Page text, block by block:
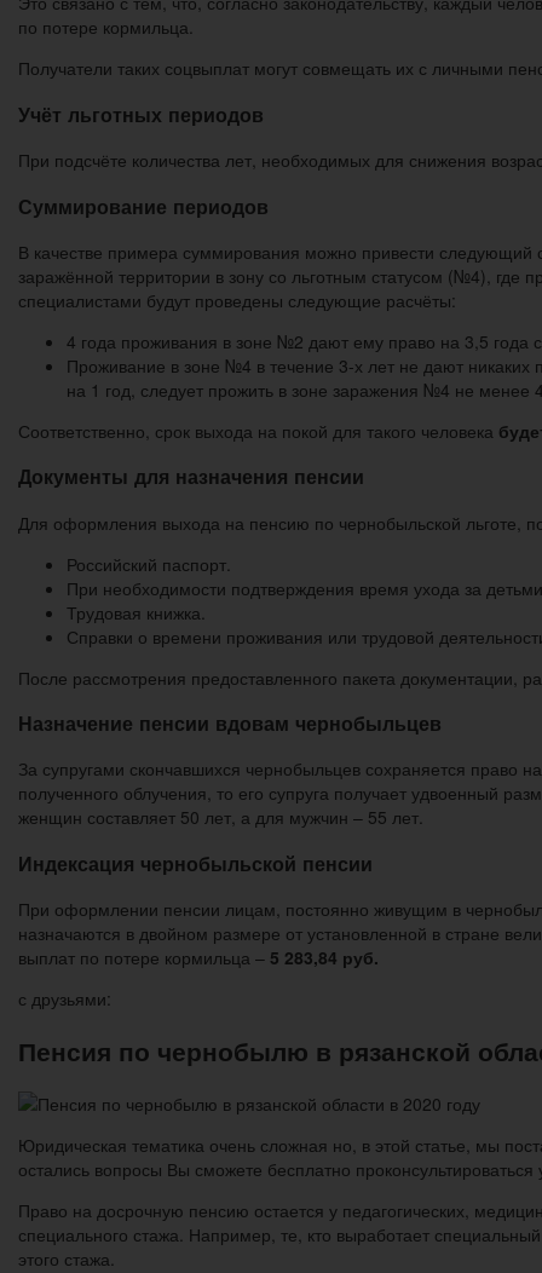
по потере кормильца.
Получатели таких соцвыплат могут совмещать их с личными
Учёт льготных периодов
При подсчёте количества лет, необходимых для снижения
Суммирование периодов
В качестве примера суммирования можно привести
заражённой территории в зону со льготным статусом (№4),
специалистами будут проведены следующие расчёты:
4 года проживания в зоне №2 дают ему право на 3,5 года
Проживание в зоне №4 в течение 3-х лет не дают
на 1 год, следует прожить в зоне заражения №4 не менее
Соответственно, срок выхода на покой для такого человека
Документы для назначения пенсии
Для оформления выхода на пенсию по чернобыльской льготе,
Российский паспорт.
При необходимости подтверждения время ухода за
Трудовая книжка.
Справки о времени проживания или трудовой
После рассмотрения предоставленного пакета
Назначение пенсии вдовам чернобыльцев
За супругами скончавшихся чернобыльцев сохраняется право
полученного облучения, то его супруга получает удвоенный
женщин составляет 50 лет, а для мужчин – 55 лет.
Индексация чернобыльской пенсии
При оформлении пенсии лицам, постоянно живущим в
назначаются в двойном размере от установленной в стране
выплат по потере кормильца – 5 283,84 руб.
с друзьями:
Пенсия по чернобылю в рязанской
Юридическая тематика очень сложная но, в этой статье, мы
остались вопросы Вы сможете бесплатно
Право на досрочную пенсию остается у педагогических,
специального стажа. Например, те, кто выработает
этого стажа.